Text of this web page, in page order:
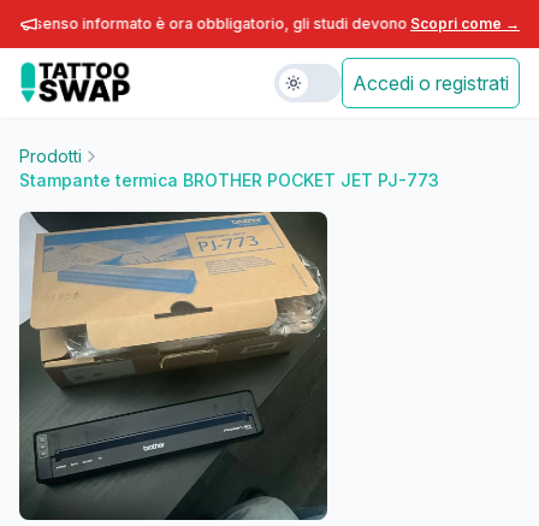
informato è ora obbligatorio, gli studi devono adeguarsi entro fine
Scopri come →
Accedi o registrati
Prodotti
Stampante termica BROTHER POCKET JET PJ-773